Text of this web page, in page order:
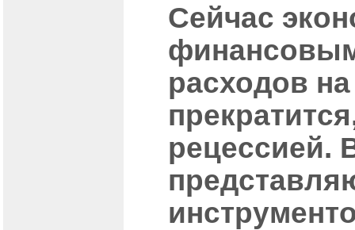
Сейчас
расходов
рецессией.